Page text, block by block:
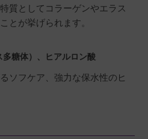
とても良くて続ける事
質としてコラーゲンやエラス
とが挙げられます。
糖体）、ヒアルロン酸
ソフケア、強力な保水性のヒ